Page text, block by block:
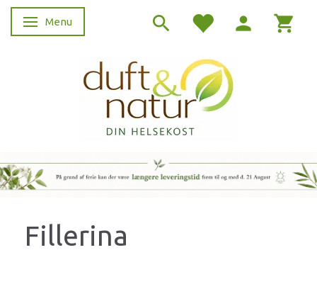
Skifte navigation
Menu
Fillerina